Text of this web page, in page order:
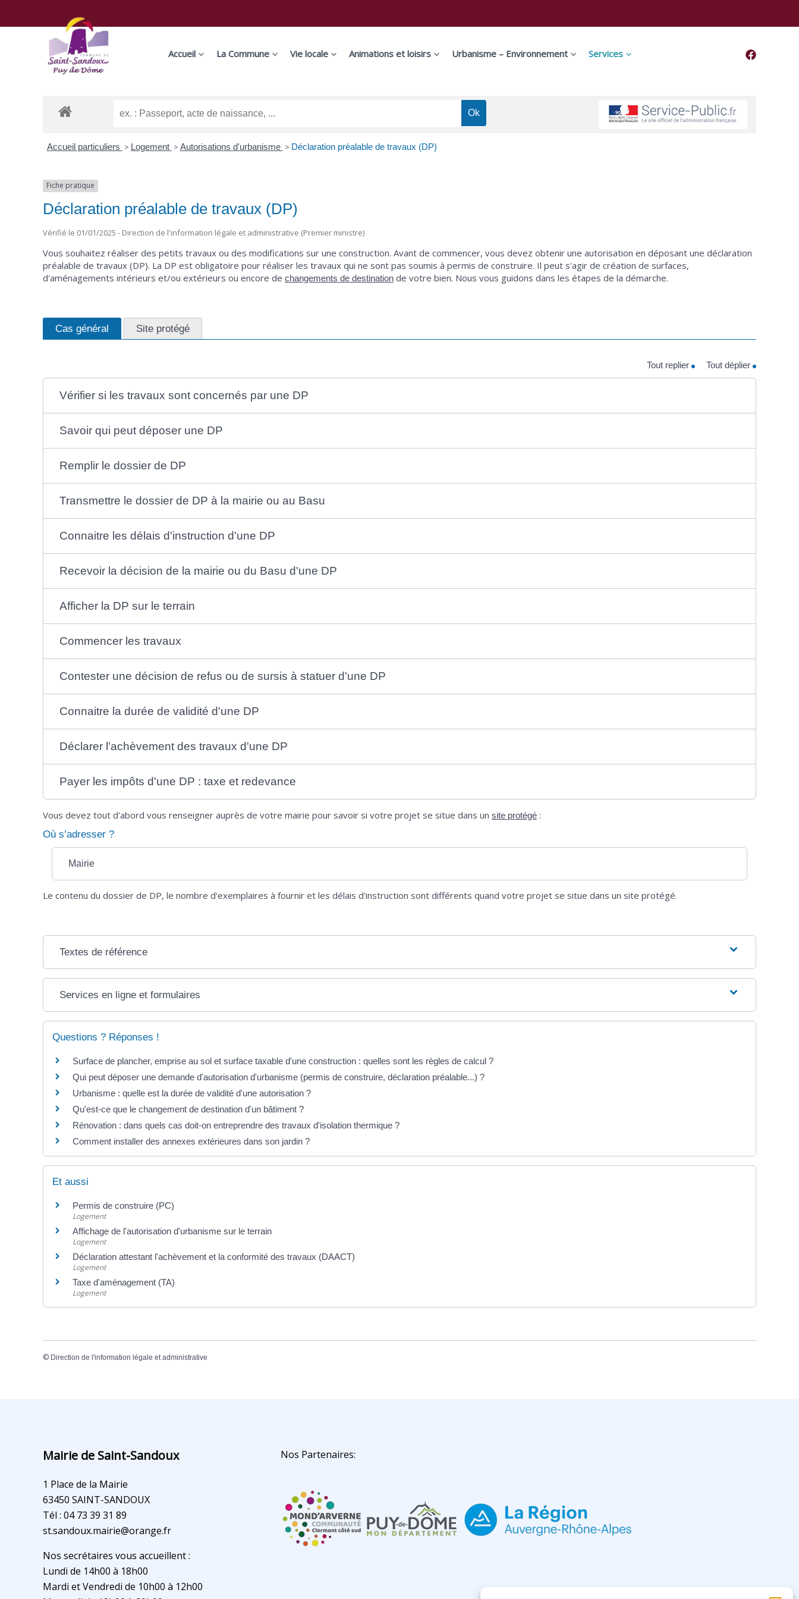
Accueil La Commune Vie locale Animations et loisirs Urbanisme – Environnement Services
Accueil particuliers > Logement > Autorisations d'urbanisme > Déclaration préalable de travaux (DP)
Fiche pratique
Déclaration préalable de travaux (DP)
Vérifié le 01/01/2025 - Direction de l'information légale et administrative (Premier ministre)
Vous souhaitez réaliser des petits travaux ou des modifications sur une construction. Avant de commencer, vous devez obtenir une autorisation en déposant une déclaration
préalable de travaux (DP). La DP est obligatoire pour réaliser les travaux qui ne sont pas soumis à permis de construire. Il peut s'agir de création de surfaces,
d'aménagements intérieurs et/ou extérieurs ou encore de changements de destination de votre bien. Nous vous guidons dans les étapes de la démarche.
Cas général Site protégé
Tout replier Tout déplier
Vérifier si les travaux sont concernés par une DP
Savoir qui peut déposer une DP
Remplir le dossier de DP
Transmettre le dossier de DP à la mairie ou au Basu
Connaitre les délais d'instruction d'une DP
Recevoir la décision de la mairie ou du Basu d'une DP
Afficher la DP sur le terrain
Commencer les travaux
Contester une décision de refus ou de sursis à statuer d'une DP
Connaitre la durée de validité d'une DP
Déclarer l'achèvement des travaux d'une DP
Payer les impôts d'une DP : taxe et redevance
Vous devez tout d'abord vous renseigner auprès de votre mairie pour savoir si votre projet se situe dans un site protégé :
Où s’adresser ?
Mairie
Le contenu du dossier de DP, le nombre d'exemplaires à fournir et les délais d'instruction sont différents quand votre projet se situe dans un site protégé.
Textes de référence
Services en ligne et formulaires
Questions ? Réponses !
Surface de plancher, emprise au sol et surface taxable d'une construction : quelles sont les règles de calcul ?
Qui peut déposer une demande d'autorisation d'urbanisme (permis de construire, déclaration préalable...) ?
Urbanisme : quelle est la durée de validité d'une autorisation ?
Qu'est-ce que le changement de destination d'un bâtiment ?
Rénovation : dans quels cas doit-on entreprendre des travaux d'isolation thermique ?
Comment installer des annexes extérieures dans son jardin ?
Et aussi
Permis de construire (PC)
Logement
Affichage de l'autorisation d'urbanisme sur le terrain
Logement
Déclaration attestant l'achèvement et la conformité des travaux (DAACT)
Logement
Taxe d'aménagement (TA)
Logement
© Direction de l'information légale et administrative
Mairie de Saint-Sandoux
1 Place de la Mairie
63450 SAINT-SANDOUX
Tél : 04 73 39 31 89
st.sandoux.mairie@orange.fr
Nos secrétaires vous accueillent :
Lundi de 14h00 à 18h00
Mardi et Vendredi de 10h00 à 12h00
Nos Partenaires: